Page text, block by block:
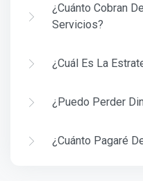
¿Cuánto Cobran
Servicios?
¿Cuál Es La
¿Puedo Perder
¿Cuánto Pagaré